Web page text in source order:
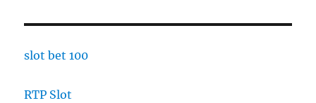
slot bet 100
RTP Slot